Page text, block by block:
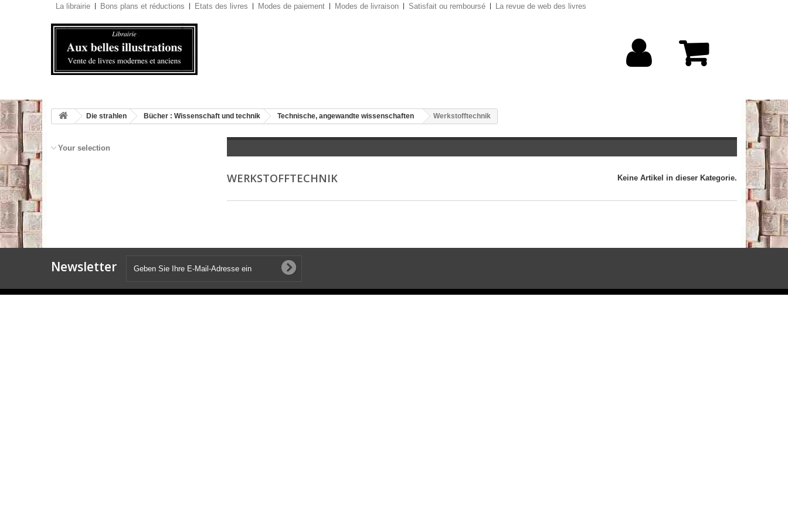
La librairie Bons plans et réductions Etats des livres Modes de paiement Modes de livraison Satisfait ou remboursé La revue de web des livres
Die strahlen Bücher : Wissenschaft und technik Technische, angewandte wissenschaften Werkstofftechnik
Your selection
WERKSTOFFTECHNIK Keine Artikel in dieser Kategorie.
Newsletter